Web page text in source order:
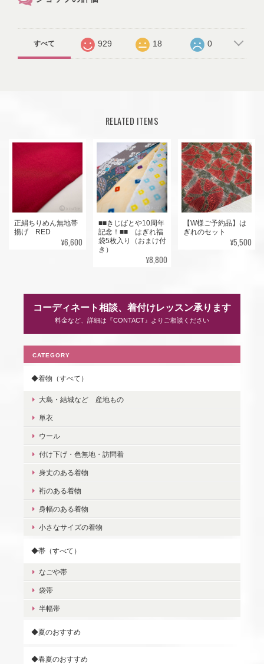
すべて 929 18 0
RELATED ITEMS
正絹ちりめん無地帯
揚げ RED
¥6,600
■■きじばとや10周年
記念！■■ はぎれ福
袋5枚入り（おまけ付
き）
¥8,800
【W様ご予約品】は
ぎれのセット
¥5,500
コーディネート相談、着付けレッスン承ります
料金など、詳細は『CONTACT』よりご相談ください
CATEGORY
◆着物（すべて）
大島・結城など 産地もの
単衣
ウール
付け下げ・色無地・訪問着
身丈のある着物
裄のある着物
身幅のある着物
小さなサイズの着物
◆帯（すべて）
なごや帯
袋帯
半幅帯
◆夏のおすすめ
◆春夏のおすすめ